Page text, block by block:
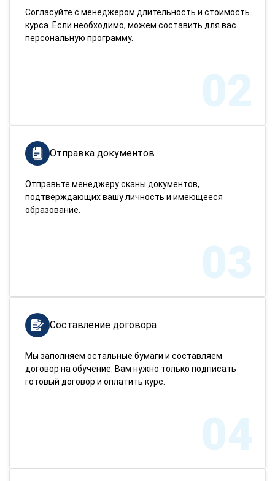
Согласуйте с менеджером длительность и стоимость
курса. Если необходимо, можем составить для вас
персональную программу.
02
Отправка документов
Отправьте менеджеру сканы документов,
подтверждающих вашу личность и имеющееся
образование.
03
Составление договора
Мы заполняем остальные бумаги и составляем
договор на обучение. Вам нужно только подписать
готовый договор и оплатить курс.
04